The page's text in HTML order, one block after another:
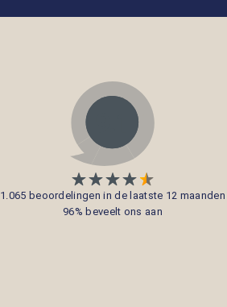
1.065 beoordelingen in de laatste 12 maanden
96% beveelt ons aan